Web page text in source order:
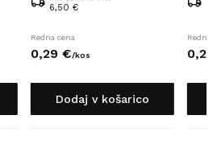
6,50 €
Redna cena
0,29 €/kos
Dodaj v košarico
Redna
0,24